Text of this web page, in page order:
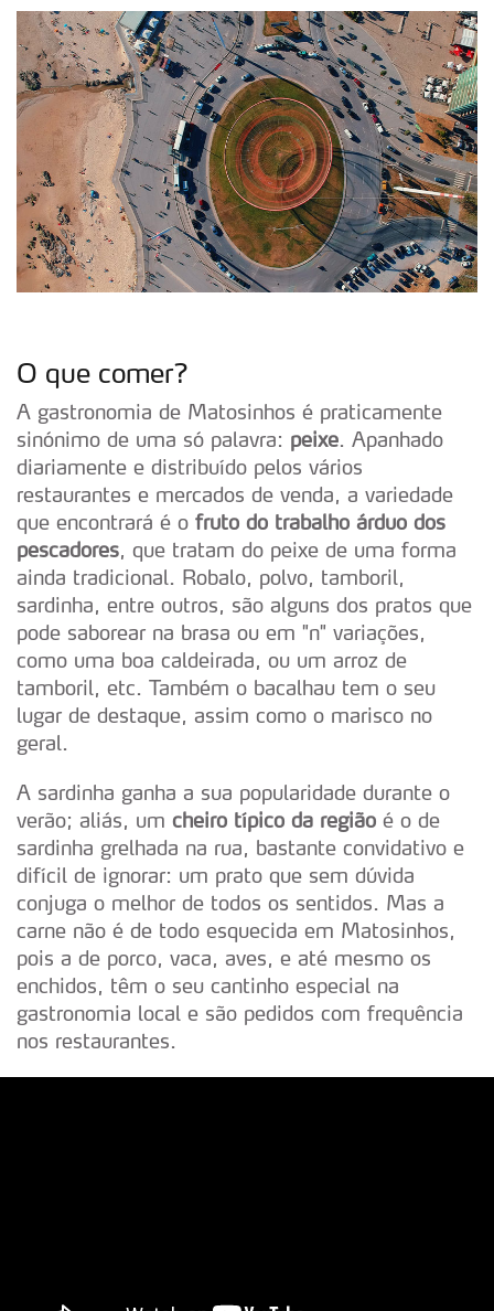
O que comer?
A gastronomia de Matosinhos é praticamente
sinónimo de uma só palavra: peixe. Apanhado
diariamente e distribuído pelos vários
restaurantes e mercados de venda, a variedade
que encontrará é o fruto do trabalho árduo dos
pescadores, que tratam do peixe de uma forma
ainda tradicional. Robalo, polvo, tamboril,
sardinha, entre outros, são alguns dos pratos que
pode saborear na brasa ou em "n" variações,
como uma boa caldeirada, ou um arroz de
tamboril, etc. Também o bacalhau tem o seu
lugar de destaque, assim como o marisco no
geral.
A sardinha ganha a sua popularidade durante o
verão; aliás, um cheiro típico da região é o de
sardinha grelhada na rua, bastante convidativo e
difícil de ignorar: um prato que sem dúvida
conjuga o melhor de todos os sentidos. Mas a
carne não é de todo esquecida em Matosinhos,
pois a de porco, vaca, aves, e até mesmo os
enchidos, têm o seu cantinho especial na
gastronomia local e são pedidos com frequência
nos restaurantes.